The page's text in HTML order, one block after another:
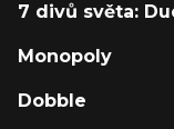
7 divů světa:
Monopoly
Dobble